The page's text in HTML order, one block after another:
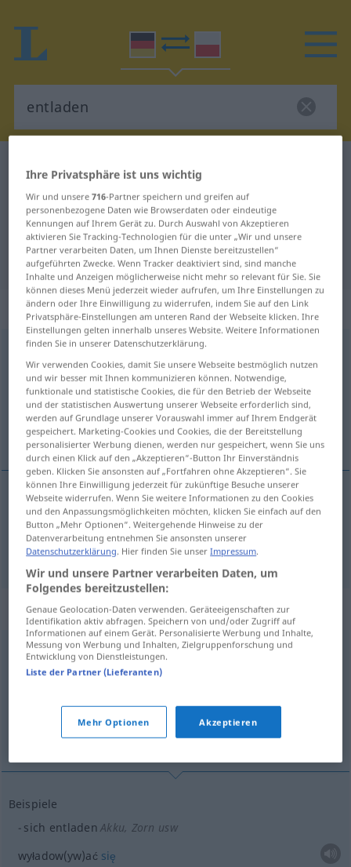
Deutsch-Polnisch Wörterbuch
Deutsch-Polnisch Übersetzung für
"entladen"
"entladen" Polnisch Übersetzung
„entladen“: transitives Verb
entladenv/t <irr;entladen>
Übersicht aller Übersetzungen
(Für mehr Details die Übersetzung anklicken/antippen)
wyładować, rozładować
wyładow(yw)ać entladen Sachen, Zorn
rozładow(yw)ać entladen Fahrzeug, Waffe, Akku
„entladen“: reflexives Verb
entladenv/r <irr;entladen>
Übersicht aller Übersetzungen
wyładować się
Beispiele
sich entladen Akku, Zorn usw
wyładow(yw)ać się
Ihre Privatsphäre ist uns wichtig
Wir und unsere716-Partner speichern und greifen auf
personenbezogene Daten wie Browserdaten oder eindeutige
Kennungen auf Ihrem Gerät zu. Durch Auswahl von Akzeptieren
aktivieren Sie Tracking-Technologien für die unter „Wir und unsere
Partner verarbeiten Daten, um Ihnen Dienste bereitzustellen“
aufgeführten Zwecke. Wenn Tracker deaktiviert sind, sind manche
Inhalte und Anzeigen möglicherweise nicht mehr so relevant für Sie. Sie
können dieses Menü jederzeit wieder aufrufen, um Ihre Einstellungen zu
ändern oder Ihre Einwilligung zu widerrufen, indem Sie auf den Link
Privatsphäre-Einstellungen am unteren Rand der Webseite klicken. Ihre
Einstellungen gelten innerhalb unseres Website. Weitere Informationen
finden Sie in unserer Datenschutzerklärung.
Wir verwenden Cookies, damit Sie unsere Webseite bestmöglich nutzen
und wir besser mit Ihnen kommunizieren können. Notwendige,
funktionale und statistische Cookies, die für den Betrieb der Webseite
und der statistischen Auswertung unserer Webseite erforderlich sind,
werden auf Grundlage unserer Vorauswahl immer auf Ihrem Endgerät
gespeichert. Marketing-Cookies und Cookies, die der Bereitstellung
personalisierter Werbung dienen, werden nur gespeichert, wenn Sie uns
durch einen Klick auf den „Akzeptieren“-Button Ihr Einverständnis
geben. Klicken Sie ansonsten auf „Fortfahren ohne Akzeptieren“. Sie
können Ihre Einwilligung jederzeit für zukünftige Besuche unserer
Webseite widerrufen. Wenn Sie weitere Informationen zu den Cookies
und den Anpassungsmöglichkeiten möchten, klicken Sie einfach auf den
Button „Mehr Optionen“. Weitergehende Hinweise zu der
Datenverarbeitung entnehmen Sie ansonsten unserer
Datenschutzerklärung. Hier finden Sie unserImpressum.
Wir und unsere Partner verarbeiten Daten, um
Folgendes bereitzustellen:
Genaue Geolocation-Daten verwenden. Geräteeigenschaften zur
Identifikation aktiv abfragen. Speichern von und/oder Zugriff auf
Informationen auf einem Gerät. Personalisierte Werbung und Inhalte,
Messung von Werbung und Inhalten, Zielgruppenforschung und
Entwicklung von Dienstleistungen.
Liste der Partner (Lieferanten)
Mehr Optionen Akzeptieren